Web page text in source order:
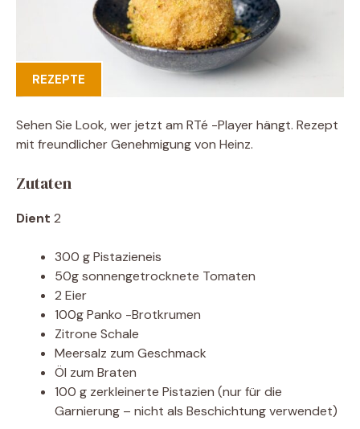
REZEPTE
Sehen Sie Look, wer jetzt am RTé -Player hängt. Rezept
mit freundlicher Genehmigung von Heinz.
Zutaten
Dient 2
300 g Pistazieneis
50g sonnengetrocknete Tomaten
2 Eier
100g Panko -Brotkrumen
Zitrone Schale
Meersalz zum Geschmack
Öl zum Braten
100 g zerkleinerte Pistazien (nur für die
Garnierung – nicht als Beschichtung verwendet)